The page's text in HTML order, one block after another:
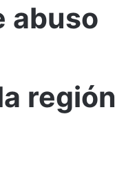
abuso
región